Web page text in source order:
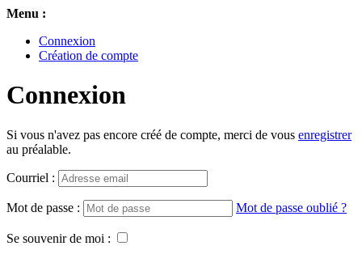
Menu :
Connexion
Création de compte
Connexion
Si vous n'avez pas encore créé de compte, merci de vous enregistrer
au préalable.
Courriel :
Mot de passe : Mot de passe oublié ?
Se souvenir de moi :